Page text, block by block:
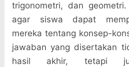
trigonometri, dan
agar siswa dapat
mereka tentang konsep-
jawaban yang disertakan
hasil akhir, tetapi